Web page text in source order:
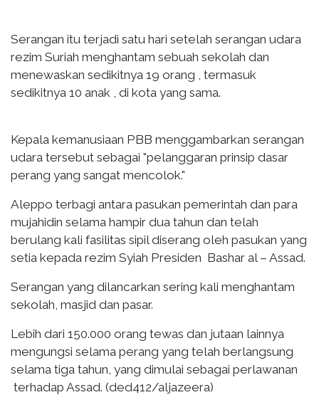
Serangan itu terjadi satu hari setelah serangan udara
rezim Suriah menghantam sebuah sekolah dan
menewaskan sedikitnya 19 orang , termasuk
sedikitnya 10 anak , di kota yang sama.
Kepala kemanusiaan PBB menggambarkan serangan
udara tersebut sebagai "pelanggaran prinsip dasar
perang yang sangat mencolok."
Aleppo terbagi antara pasukan pemerintah dan para
mujahidin selama hampir dua tahun dan telah
berulang kali fasilitas sipil diserang oleh pasukan yang
setia kepada rezim Syiah Presiden Bashar al – Assad.
Serangan yang dilancarkan sering kali menghantam
sekolah, masjid dan pasar.
Lebih dari 150.000 orang tewas dan jutaan lainnya
mengungsi selama perang yang telah berlangsung
selama tiga tahun, yang dimulai sebagai perlawanan
terhadap Assad. (ded412/aljazeera)